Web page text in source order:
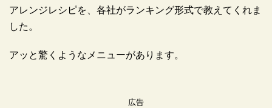
アレンジレシピを、各社がランキング形式で教えてくれま
した。
アッと驚くようなメニューがあります。
広告